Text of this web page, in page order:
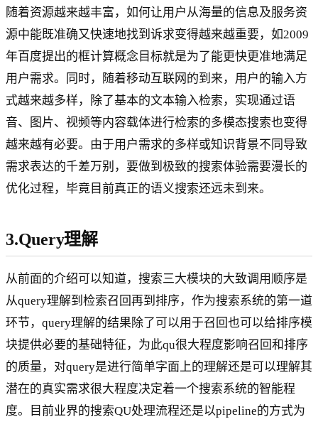
随着资源越来越丰富，如何让用户从海量的信息及服务资
源中能既准确又快速地找到诉求变得越来越重要，如2009
年百度提出的框计算概念目标就是为了能更快更准地满足
用户需求。同时，随着移动互联网的到来，用户的输入方
式越来越多样，除了基本的文本输入检索，实现通过语
音、图片、视频等内容载体进行检索的多模态搜索也变得
越来越有必要。由于用户需求的多样或知识背景不同导致
需求表达的千差万别，要做到极致的搜索体验需要漫长的
优化过程，毕竟目前真正的语义搜索还远未到来。
3.Query理解
从前面的介绍可以知道，搜索三大模块的大致调用顺序是
从query理解到检索召回再到排序，作为搜索系统的第一道
环节，query理解的结果除了可以用于召回也可以给排序模
块提供必要的基础特征，为此qu很大程度影响召回和排序
的质量，对query是进行简单字面上的理解还是可以理解其
潜在的真实需求很大程度决定着一个搜索系统的智能程
度。目前业界的搜索QU处理流程还是以pipeline的方式为